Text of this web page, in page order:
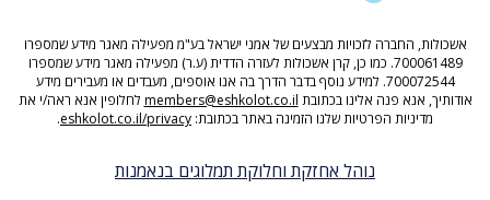
אשכולות, החברה לזכויות מבצעים של אמני ישראל בע"מ מפעילה מאגר מידע שמספרו
700061489. כמו כן, קרן אשכולות לעזרה הדדית (ע.ר) מפעילה מאגר מידע שמספרו
700072544. למידע נוסף בדבר הדרך בה אנו אוספים, מעבדים או מעבירים מידע
אודותיך, אנא פנה אלינו בכתובת members@eshkolot.co.il לחלופין אנא ראה/י את
מדיניות הפרטיות שלנו הזמינה באתר בכתובת: eshkolot.co.il/privacy
.
נוהל אחזקת וחלוקת תמלוגים בנאמנות